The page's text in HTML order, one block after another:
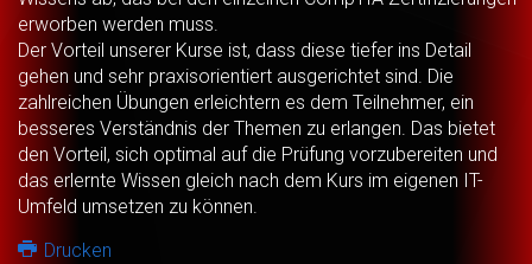
erworben werden muss.
Der Vorteil unserer Kurse ist, dass diese tiefer ins Detail
gehen und sehr praxisorientiert ausgerichtet sind. Die
zahlreichen Übungen erleichtern es dem Teilnehmer, ein
besseres Verständnis der Themen zu erlangen. Das bietet
den Vorteil, sich optimal auf die Prüfung vorzubereiten und
das erlernte Wissen gleich nach dem Kurs im eigenen IT-
Umfeld umsetzen zu können.
Drucken